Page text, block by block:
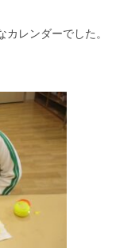
レンダーでした。